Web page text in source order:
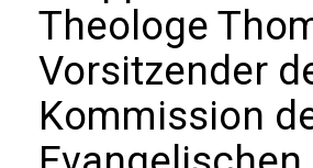
Theologe
Vorsitzender
Kommission